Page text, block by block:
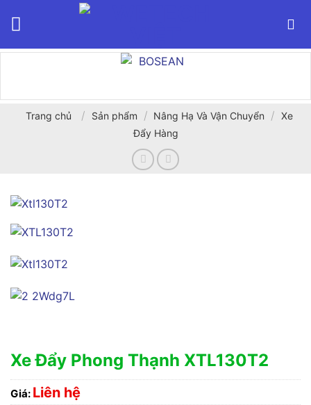
Trang chủ / Sản phẩm / Nâng Hạ Và Vận Chuyển / Xe
Đẩy Hàng
Xe Đẩy Phong Thạnh XTL130T2
Giá: Liên hệ